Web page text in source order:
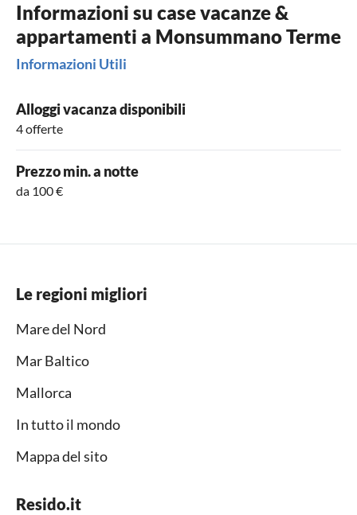
Informazioni su case vacanze &
appartamenti a Monsummano Terme
Informazioni Utili
Alloggi vacanza disponibili
4 offerte
Prezzo min. a notte
da 100 €
Le regioni migliori
Mare del Nord
Mar Baltico
Mallorca
In tutto il mondo
Mappa del sito
Resido.it